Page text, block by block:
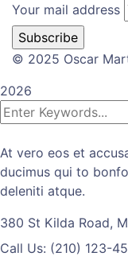
Your mail address
© 2025 Oscar
2026
At vero eos et
ducimus qui to
deleniti atque.
380 St Kilda Road,
Call Us: (210) 123-